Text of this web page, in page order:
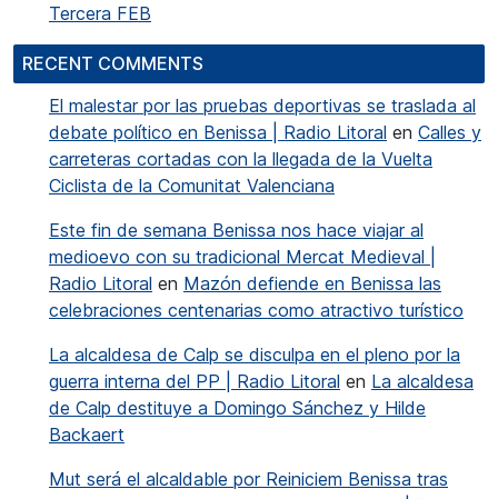
Tercera FEB
RECENT COMMENTS
El malestar por las pruebas deportivas se traslada al
debate político en Benissa | Radio Litoral en Calles y
carreteras cortadas con la llegada de la Vuelta
Ciclista de la Comunitat Valenciana
Este fin de semana Benissa nos hace viajar al
medioevo con su tradicional Mercat Medieval |
Radio Litoral en Mazón defiende en Benissa las
celebraciones centenarias como atractivo turístico
La alcaldesa de Calp se disculpa en el pleno por la
guerra interna del PP | Radio Litoral en La alcaldesa
de Calp destituye a Domingo Sánchez y Hilde
Backaert
Mut será el alcaldable por Reiniciem Benissa tras